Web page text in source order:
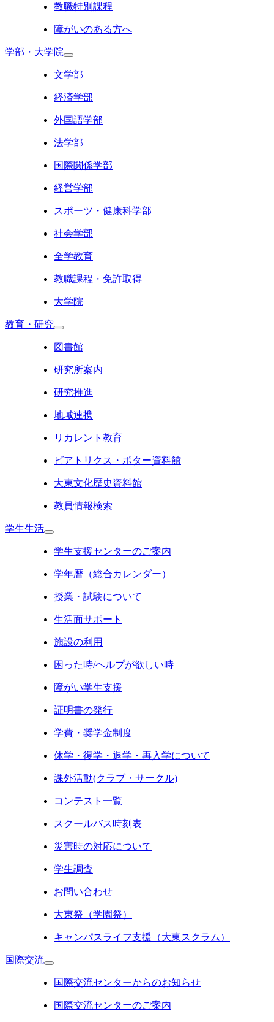
教職特別課程
障がいのある方へ
学部・大学院
文学部
経済学部
外国語学部
法学部
国際関係学部
経営学部
スポーツ・健康科学部
社会学部
全学教育
教職課程・免許取得
大学院
教育・研究
図書館
研究所案内
研究推進
地域連携
リカレント教育
ビアトリクス・ポター資料館
大東文化歴史資料館
教員情報検索
学生生活
学生支援センターのご案内
学年暦（総合カレンダー）
授業・試験について
生活面サポート
施設の利用
困った時/ヘルプが欲しい時
障がい学生支援
証明書の発行
学費・奨学金制度
休学・復学・退学・再入学について
課外活動(クラブ・サークル)
コンテスト一覧
スクールバス時刻表
災害時の対応について
学生調査
お問い合わせ
大東祭（学園祭）
キャンパスライフ支援（大東スクラム）
国際交流
国際交流センターからのお知らせ
国際交流センターのご案内